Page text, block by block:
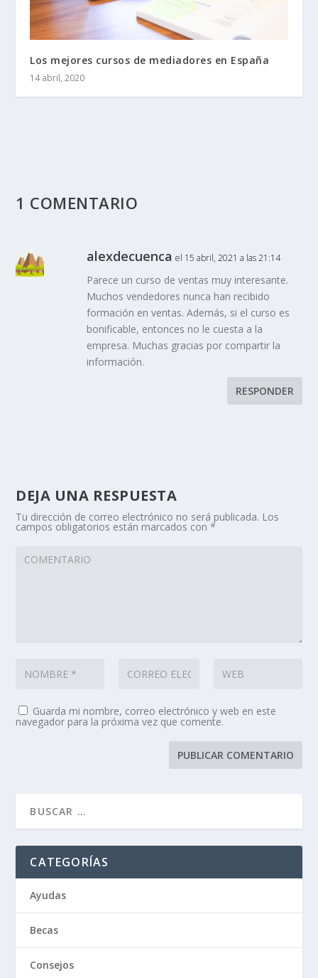
Los mejores cursos de mediadores en España
14 abril, 2020
1 COMENTARIO
alexdecuenca el 15 abril, 2021 a las 21:14
Parece un curso de ventas muy interesante.
Muchos vendedores nunca han recibido
formación en ventas. Además, si el curso es
bonificable, entonces no le cuesta a la
empresa. Muchas gracias por compartir la
información.
RESPONDER
DEJA UNA RESPUESTA
Tu dirección de correo electrónico no será publicada. Los
campos obligatorios están marcados con*
Guarda mi nombre, correo electrónico y web en este
navegador para la próxima vez que comente.
CATEGORÍAS
Ayudas
Becas
Consejos